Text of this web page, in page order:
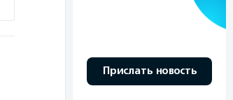
Прислать новость